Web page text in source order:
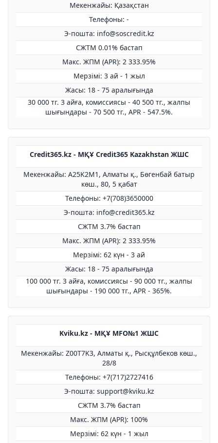
Мекенжайы: Қазақстан
Телефоны: -
Э-пошта: info@soscredit.kz
СЖТМ 0.01% бастап
Макс. ЖПМ (APR): 2 333.95%
Мерзімі: 3 ай - 1 жыл
Жасы: 18 - 75 аралығында
30 000 тг. 3 айға, комиссиясы - 40 500 тг., жалпы
шығындары - 70 500 тг., APR - 547.5%.
Credit365.kz - МҚҰ Credit365 Kazakhstan ЖШС
Мекенжайы: A25K2M1, Алматы қ., Бөгенбай батыр
көш., 80, 5 қабат
Телефоны: +7(708)3650000
Э-пошта: info@credit365.kz
СЖТМ 3.7% бастап
Макс. ЖПМ (APR): 2 333.95%
Мерзімі: 62 күн - 3 ай
Жасы: 18 - 75 аралығында
100 000 тг. 3 айға, комиссиясы - 90 000 тг., жалпы
шығындары - 190 000 тг., APR - 365%.
Kviku.kz - МҚҰ MFO№1 ЖШС
Мекенжайы: Z00T7K3, Алматы қ., Рысқұлбеков көш.,
28/8
Телефоны: +7(717)2727416
Э-пошта: support@kviku.kz
СЖТМ 3.7% бастап
Макс. ЖПМ (APR): 100%
Мерзімі: 62 күн - 1 жыл